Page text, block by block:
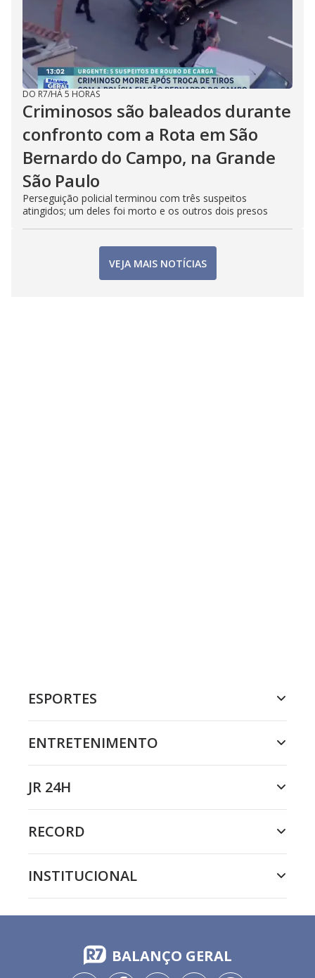
DO R7/HÁ 5 HORAS
Criminosos são baleados durante
confronto com a Rota em São
Bernardo do Campo, na Grande
São Paulo
Perseguição policial terminou com três suspeitos
atingidos; um deles foi morto e os outros dois presos
VEJA MAIS NOTÍCIAS
ESPORTES
ENTRETENIMENTO
JR 24H
RECORD
INSTITUCIONAL
BALANÇO GERAL